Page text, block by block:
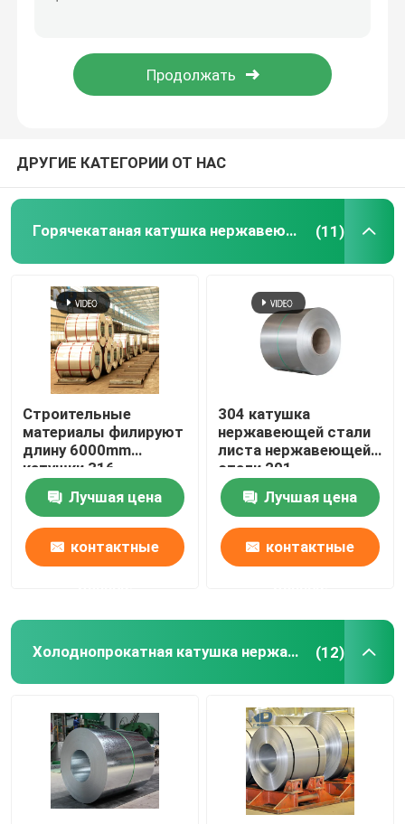
Круглая нержавеющая сталь штанга
низкоуглеродистая стальная катушка
Лист стальной пластины углерода
Безшовная труба стали углерода
Гальванизированная стальная катушка
Гальванизированная стальная пластина
Гальванизированная стальная трубка
Веревочка провода нержавеющей стали
ДРУГИЕ КАТЕГОРИИ ОТ НАС
Горячекатаная катушка нержавеющей стали (11)
Строительные
материалы филируют
длину 6000mm
катушки 316
нержавеющей стали
края горячекатаную
Лучшая цена
контактные
304 катушка
нержавеющей стали
листа нержавеющей
стали 201
холоднопрокатная
Лучшая цена
контактные
Холоднопрокатная катушка нержавеющей стали (12)